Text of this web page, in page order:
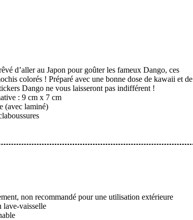
d’aller au Japon pour goûter les fameux Dango, ces
colorés ! Préparé avec une bonne dose de kawaii et de
Dango ne vous laisseront pas indifférent !
: 9 cm x 7 cm
(avec laminé)
non recommandé pour une utilisation extérieure
lave-vaisselle